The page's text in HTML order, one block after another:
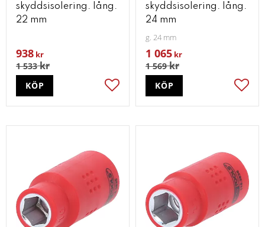
skyddsisolering. lång.
22 mm
938 kr
1 533kr
Lägg till i favoriter
KÖP
skyddsisolering. lång.
24 mm
g. 24 mm
1 065 kr
1 569kr
KÖP